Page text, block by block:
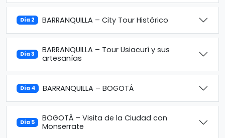
Día 2 BARRANQUILLA – City Tour Histórico
Día 3
BARRANQUILLA – Tour Usiacurí y sus
artesanías
Día 4 BARRANQUILLA – BOGOTÁ
Día 5
BOGOTÁ – Visita de la Ciudad con
Monserrate